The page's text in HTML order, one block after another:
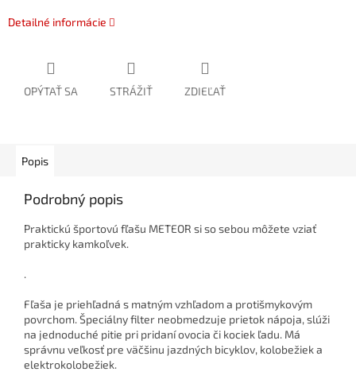
Detailné informácie
OPÝTAŤ SA STRÁŽIŤ ZDIEĽAŤ
Popis
Podrobný popis
Praktickú športovú fľašu METEOR si so sebou môžete vziať
prakticky kamkoľvek.
.
Fľaša je priehľadná s matným vzhľadom a protišmykovým
povrchom. Špeciálny filter neobmedzuje prietok nápoja, slúži
na jednoduché pitie pri pridaní ovocia či kociek ľadu. Má
správnu veľkosť pre väčšinu jazdných bicyklov, kolobežiek a
elektrokolobežiek.